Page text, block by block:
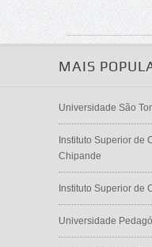
MAIS
Universidade São
Instituto Superior de
Chipande
Instituto Superior de
Universidade